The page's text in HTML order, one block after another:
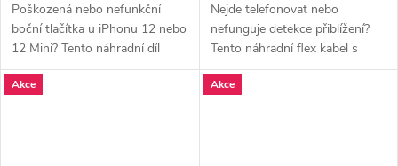
Poškozená nebo nefunkční
boční tlačítka u iPhonu 12 nebo
12 Mini? Tento náhradní díl
obnoví správnou funkci tlačítek
pro zapnutí, zvýšení a snížení
Nejde telefonovat nebo
nefunguje detekce přiblížení?
Tento náhradní flex kabel s
hovorovým reproduktorem a
proximity senzorem pro iPhone
Akce Akce